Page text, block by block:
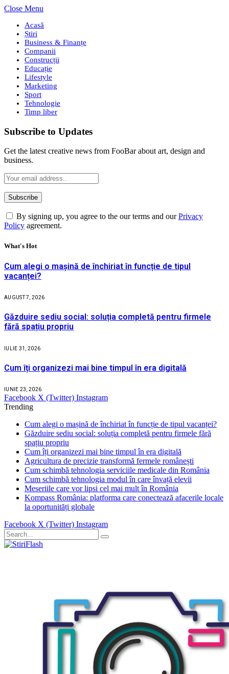
Close Menu
Acasă
Știri
Business & Finanțe
Companii
Construcții
Educație
Lifestyle
Marketing
Sport
Tehnologie
Timp liber
Subscribe to Updates
Get the latest creative news from FooBar about art, design and
business.
By signing up, you agree to the our terms and ourPrivacy
Policy agreement.
What's Hot
Cum alegi o mașină de închiriat în funcție de tipul
vacanței?
AUGUST 7, 2026
Găzduire sediu social: soluția completă pentru firmele
fără spațiu propriu
IULIE 31, 2026
Cum îți organizezi mai bine timpul în era digitală
IUNIE 23, 2026
Facebook X (Twitter) Instagram
Trending
Cum alegi o mașină de închiriat în funcție de tipul vacanței?
Găzduire sediu social: soluția completă pentru firmele fără
spațiu propriu
Cum îți organizezi mai bine timpul în era digitală
Agricultura de precizie transformă fermele românești
Cum schimbă tehnologia serviciile medicale din România
Cum schimbă tehnologia modul în care învață elevii
Meseriile care vor lipsi cel mai mult în România
Kompass România: platforma care conectează afacerile locale
la oportunități globale
Facebook X (Twitter) Instagram